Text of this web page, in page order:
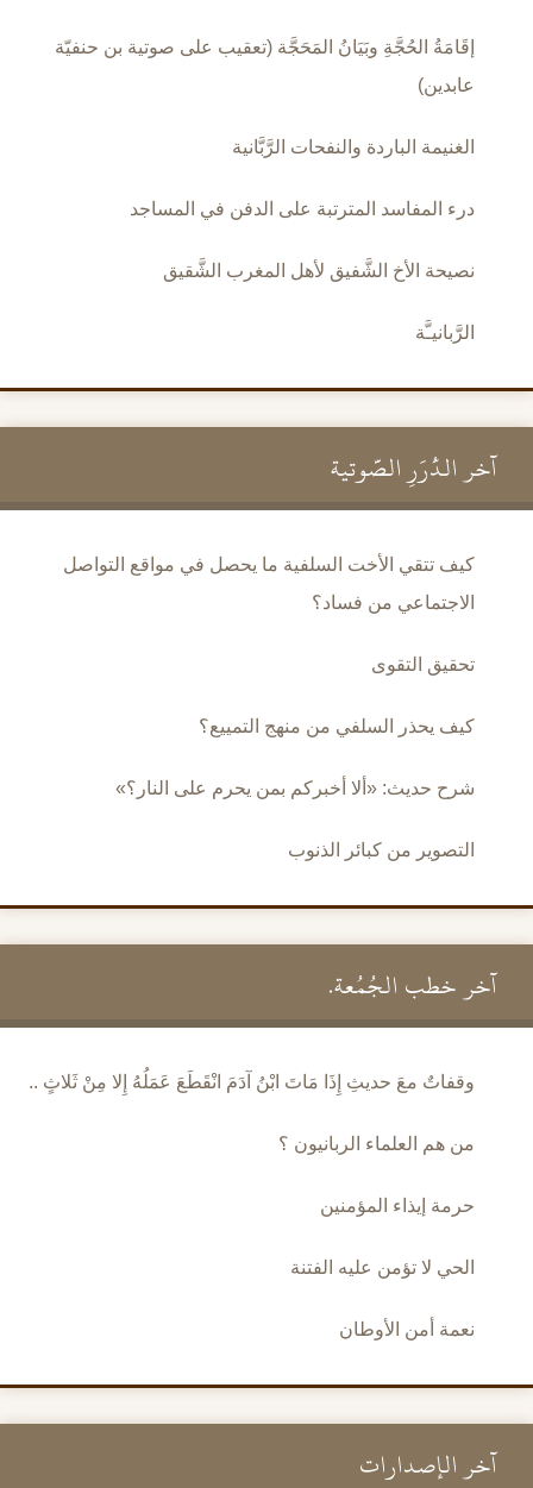
إقَامَةُ الحُجَّةِ وبَيَانُ المَحَجَّة (تعقيب على صوتية بن حنفيّة
عابدين)
الغنيمة الباردة والنفحات الرَّبَّانية
درء المفاسد المترتبة على الدفن في المساجد
نصيحة الأخ الشَّفيق لأهل المغرب الشَّقيق
الرَّبانيـَّة
آخر الدُّرَرِ الصَّوتية
كيف تتقي الأخت السلفية ما يحصل في مواقع التواصل
الاجتماعي من فساد؟
تحقيق التقوى
كيف يحذر السلفي من منهج التمييع؟
شرح حديث: «ألا أخبركم بمن يحرم على النار؟»
التصوير من كبائر الذنوب
آخر خطب الجُمُعة.
وقفاتٌ معَ حديثِ إِذَا مَاتَ ابْنُ آدَمَ انْقَطَعَ عَمَلُهُ إِلا مِنْ ثَلاثٍ ..
من هم العلماء الربانيون ؟
حرمة إيذاء المؤمنين
الحي لا تؤمن عليه الفتنة
نعمة أمن الأوطان
آخر الإصدارات